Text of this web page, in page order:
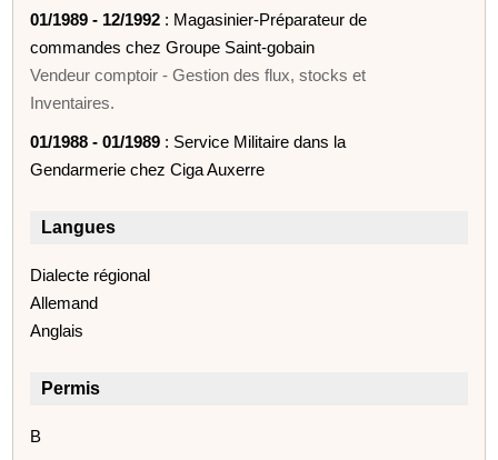
01/1989 - 12/1992 : Magasinier-Préparateur de
commandes chez Groupe Saint-gobain
Vendeur comptoir - Gestion des flux, stocks et
Inventaires.
01/1988 - 01/1989 : Service Militaire dans la
Gendarmerie chez Ciga Auxerre
Langues
Dialecte régional
Allemand
Anglais
Permis
B